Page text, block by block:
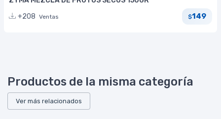
+208 Ventas $149
Productos de la misma categoría
Ver más relacionados